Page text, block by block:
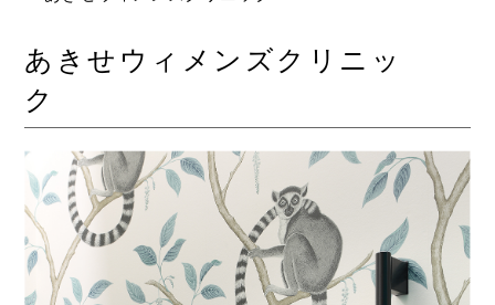
あきせウィメンズクリニッ
ク